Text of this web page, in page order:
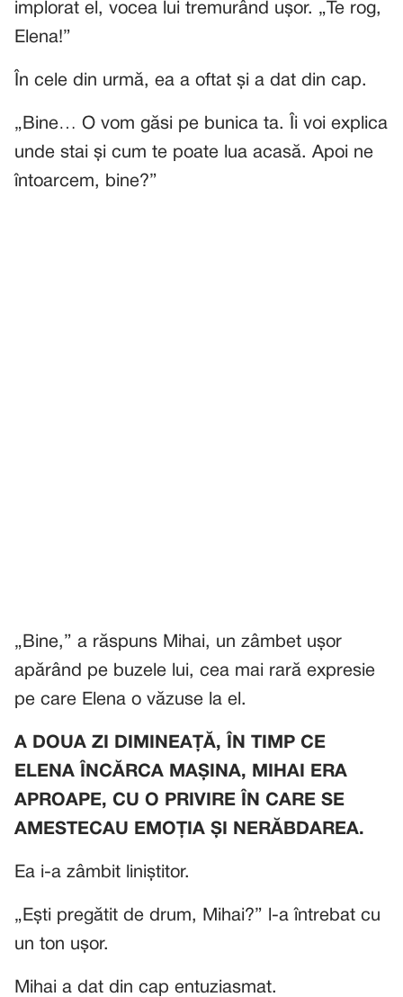
implorat el, vocea lui tremurând ușor. „Te rog,
Elena!”
În cele din urmă, ea a oftat și a dat din cap.
„Bine… O vom găsi pe bunica ta. Îi voi explica
unde stai și cum te poate lua acasă. Apoi ne
întoarcem, bine?”
„Bine,” a răspuns Mihai, un zâmbet ușor
apărând pe buzele lui, cea mai rară expresie
pe care Elena o văzuse la el.
A DOUA ZI DIMINEAȚĂ, ÎN TIMP CE
ELENA ÎNCĂRCA MAȘINA, MIHAI ERA
APROAPE, CU O PRIVIRE ÎN CARE SE
AMESTECAU EMOȚIA ȘI NERĂBDAREA.
Ea i-a zâmbit liniștitor.
„Ești pregătit de drum, Mihai?” l-a întrebat cu
un ton ușor.
Mihai a dat din cap entuziasmat.